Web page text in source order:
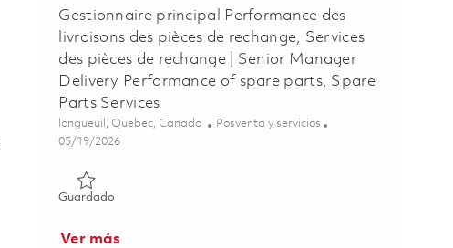
Gestionnaire principal Performance des
livraisons des pièces de rechange, Services
des pièces de rechange | Senior Manager
Delivery Performance of spare parts, Spare
Parts Services
Ubicación
longueuil, Quebec, Canada Categoría
Posventa y servicios
Posted Date
05/19/2026
Guardado
Ver más